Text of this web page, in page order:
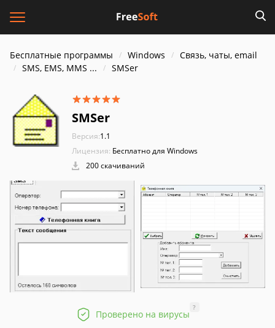
Бесплатные программы Windows
Связь, чаты, email
SMS, EMS, MMS ...
SMSer
SMSer
Версия:1.1
Лицензия: Бесплатно для Windows
200 скачиваний
Проверено на вирусы
?